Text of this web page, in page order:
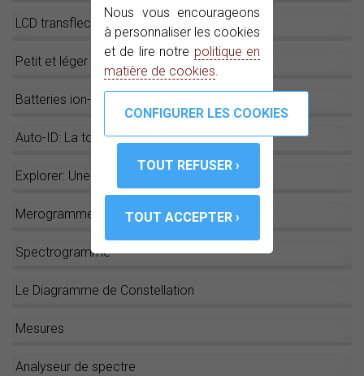
Nous vous encourageons
à personnaliser les cookies
et de lire notre politique en
matière de cookies.
LCD transflectif
Petit et léger
Batteries ion-Lithium
Auto-ID: La touche magique!
Explorer: Une touche et c´est parti !
Merogramme
Spectrogramme
Le Diagramme de Constellation
Mesures
Analyseur de spectre